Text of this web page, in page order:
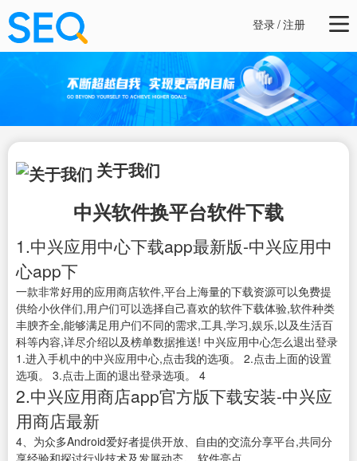
登录/注册
关于我们
中兴软件换平台软件下载
1.中兴应用中心下载app最新版-中兴应用中
心app下
一款非常好用的应用商店软件,平台上海量的下载资源可以免费提
供给小伙伴们,用户们可以选择自己喜欢的软件下载体验,软件种类
丰腴齐全,能够满足用户们不同的需求,工具,学习,娱乐,以及生活百
科等内容,详尽介绍以及榜单数据推送! 中兴应用中心怎么退出登录
1.进入手机中的中兴应用中心,点击我的选项。 2.点击上面的设置
选项。 3.点击上面的退出登录选项。 4
2.中兴应用商店app官方版下载安装-中兴应
用商店最新
4、为众多Android爱好者提供开放、自由的交流分享平台,共同分